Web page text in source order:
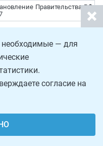
Правительства РФ
перечня
кодом ТН
приведено для
— для
согласие на